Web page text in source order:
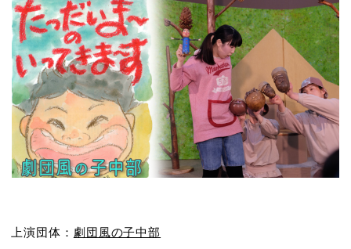
上演団体： 劇団風の子中部